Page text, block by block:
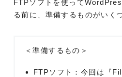
FTPソフトを使って
る前に、準備するものがいく
＜準備するもの＞
FTPソフト：今回は『